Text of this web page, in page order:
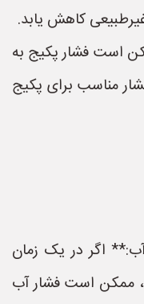
کاهش یابد.
است فشار پکیج به
مناسب برای پکیج
اگر در یک زمان
ممکن است فشار آب